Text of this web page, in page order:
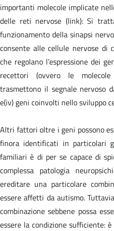
importanti molecole implicate
delle reti nervose (link): Si
funzionamento della sinapsi
consente alle cellule nervose di
che regolano l’espressione dei
recettori (ovvero le
trasmettono il segnale nervoso
e(iv) geni coinvolti nello sviluppo
Altri fattori oltre i geni possono
finora identificati in particolari
familiari è di per se capace di
complessa patologia
ereditare una particolare
essere affetti da autismo.
combinazione sebbene possa
essere la condizione sufficiente: